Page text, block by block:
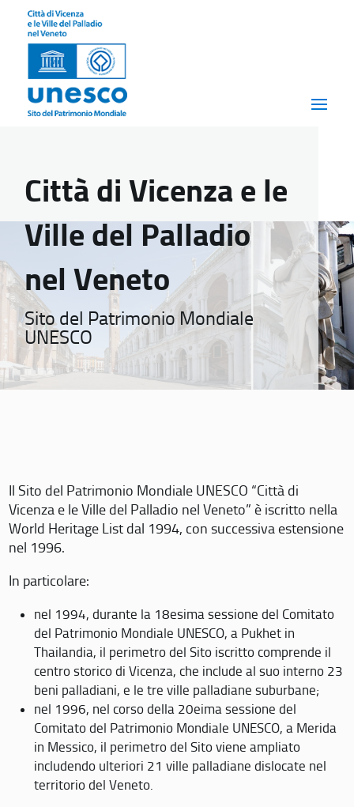
Città di Vicenza e le
Ville del Palladio
nel Veneto
Sito del Patrimonio Mondiale
UNESCO
Il Sito del Patrimonio Mondiale UNESCO “Città di
Vicenza e le Ville del Palladio nel Veneto” è iscritto nella
World Heritage List dal 1994, con successiva estensione
nel 1996.
In particolare:
nel 1994, durante la 18esima sessione del Comitato
del Patrimonio Mondiale UNESCO, a Pukhet in
Thailandia, il perimetro del Sito iscritto comprende il
centro storico di Vicenza, che include al suo interno 23
beni palladiani, e le tre ville palladiane suburbane;
nel 1996, nel corso della 20eima sessione del
Comitato del Patrimonio Mondiale UNESCO, a Merida
in Messico, il perimetro del Sito viene ampliato
includendo ulteriori 21 ville palladiane dislocate nel
territorio del Veneto.